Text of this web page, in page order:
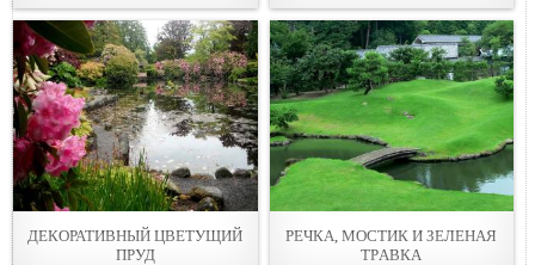
ДЕКОРАТИВНЫЙ ЦВЕТУЩИЙ
ПРУД
РЕЧКА, МОСТИК И ЗЕЛЕНАЯ
ТPАВКA